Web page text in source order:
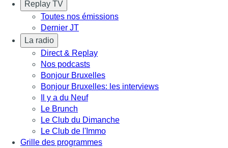
Replay TV
Toutes nos émissions
Dernier JT
La radio
Direct & Replay
Nos podcasts
Bonjour Bruxelles
Bonjour Bruxelles: les interviews
Il y a du Neuf
Le Brunch
Le Club du Dimanche
Le Club de l'Immo
Grille des programmes